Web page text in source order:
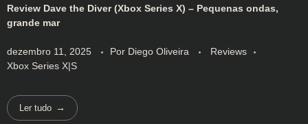
Review Dave the Diver (Xbox Series X) – Pequenas ondas,
grande mar
dezembro 11, 2025 Por Diego Oliveira
Reviews
Xbox Series X|S
Ler tudo